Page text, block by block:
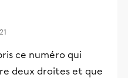
ce numéro qui
deux droites et que